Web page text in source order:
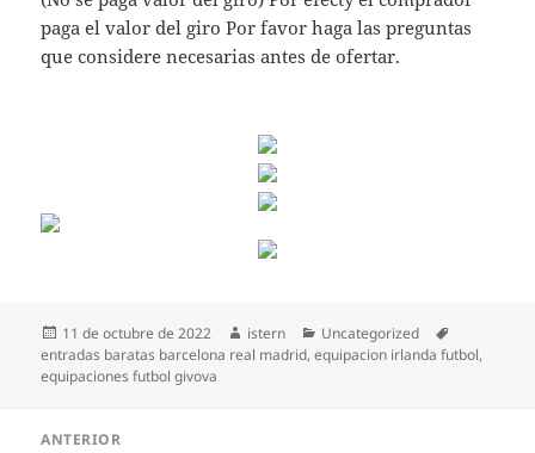
paga el valor del giro Por favor haga las preguntas
que considere necesarias antes de ofertar.
Publicado
el
11 de octubre de 2022 Autor
istern Categorías
Uncategorized
entradas baratas barcelona real madrid,equipacion irlanda futbol,
equipaciones futbol givova
ANTERIOR